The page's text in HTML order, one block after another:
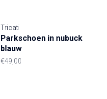
Tricati
Parkschoen in nubuck
blauw
€49,00